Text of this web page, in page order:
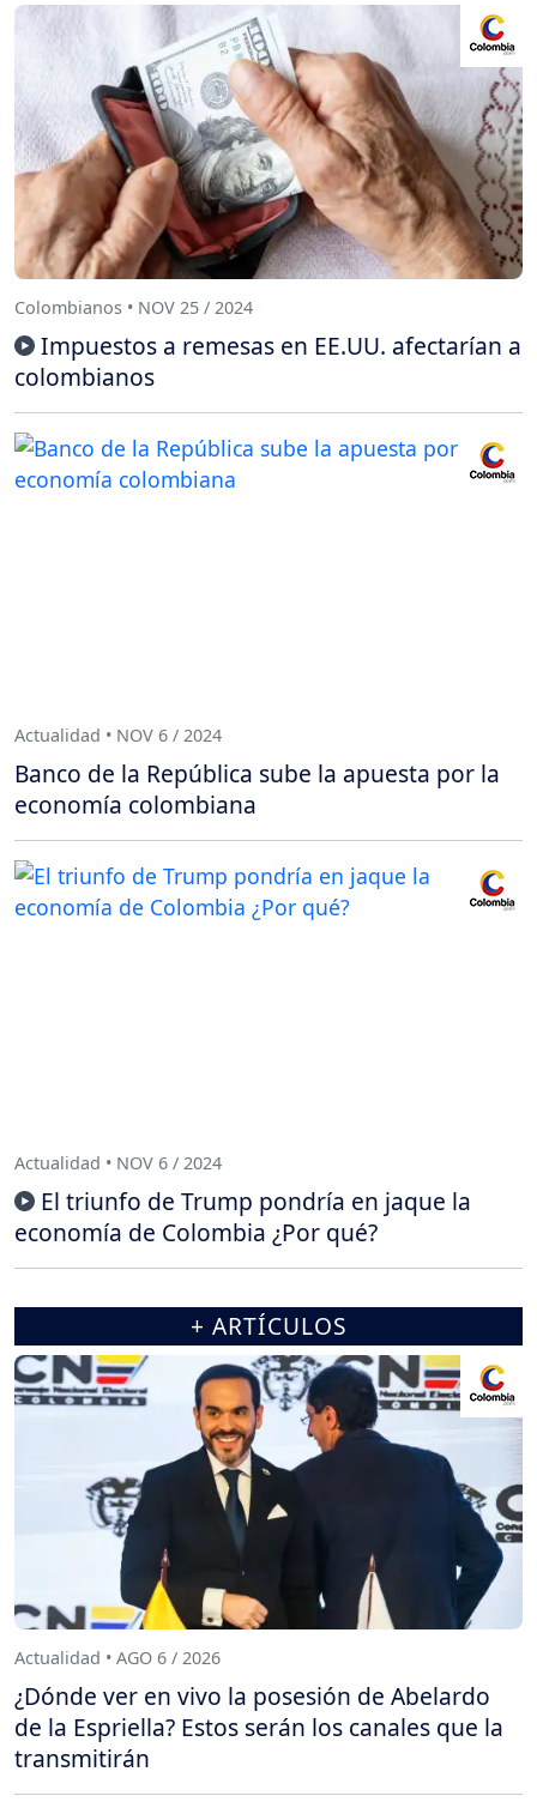
Colombianos • NOV 25 / 2024
Impuestos a remesas en EE.UU. afectarían a
colombianos
Actualidad • NOV 6 / 2024
Banco de la República sube la apuesta por la
economía colombiana
Actualidad • NOV 6 / 2024
El triunfo de Trump pondría en jaque la
economía de Colombia ¿Por qué?
+ ARTÍCULOS
Actualidad • AGO 6 / 2026
¿Dónde ver en vivo la posesión de Abelardo
de la Espriella? Estos serán los canales que la
transmitirán